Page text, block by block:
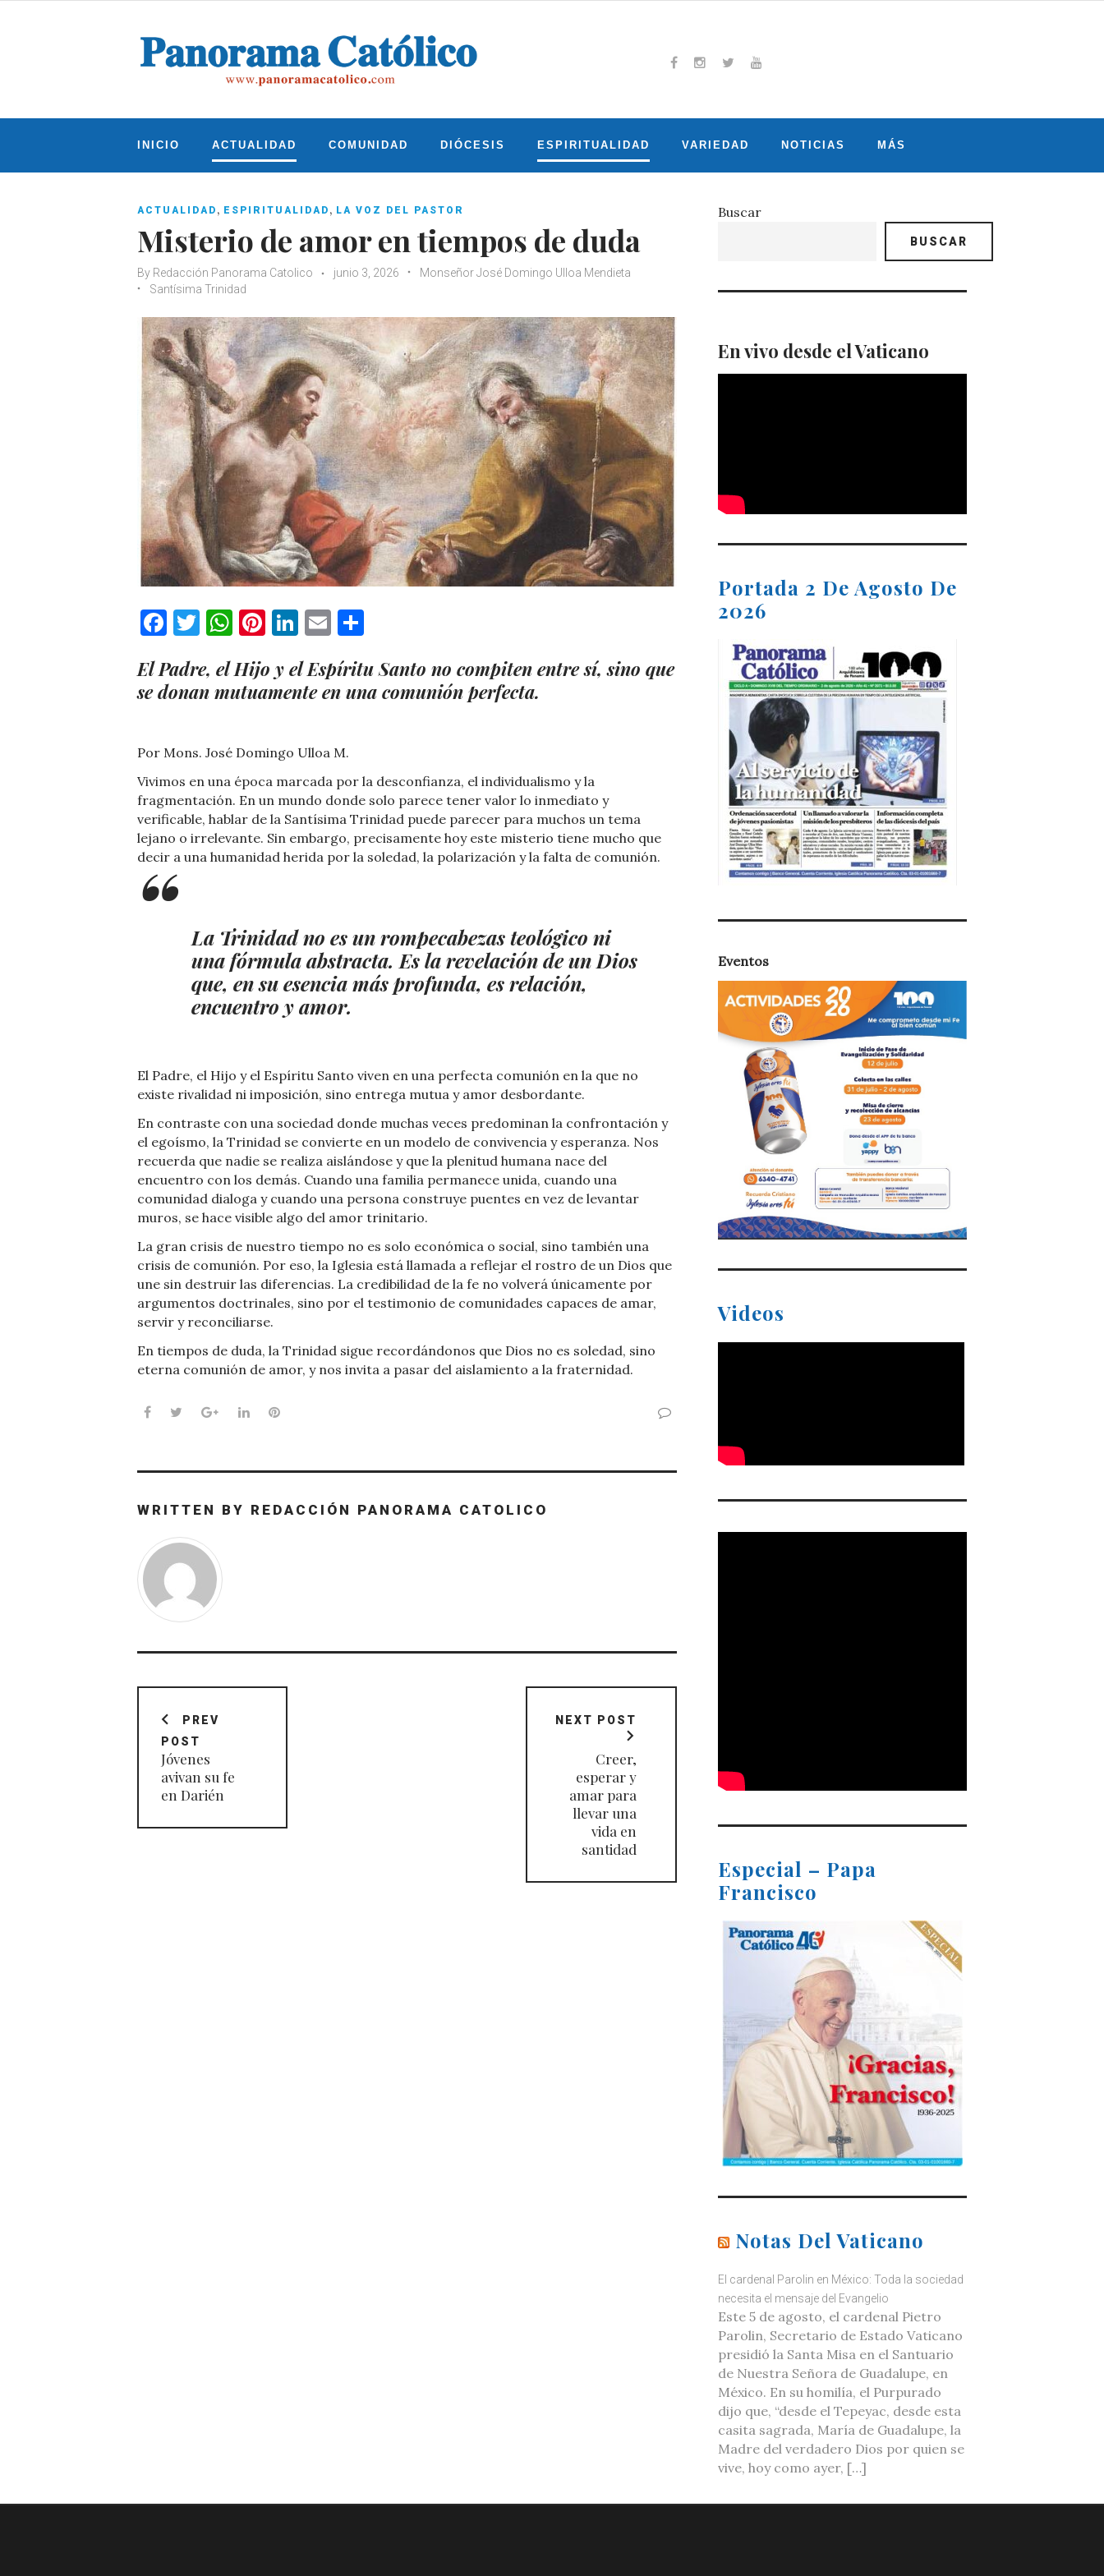
INICIO ACTUALIDAD COMUNIDAD DIÓCESIS ESPIRITUALIDAD VARIEDAD NOTICIAS MÁS
ACTUALIDAD , ESPIRITUALIDAD , LA VOZ DEL PASTOR
Misterio de amor en tiempos de duda
By Redacción Panorama Catolico junio 3, 2026
Monseñor José Domingo Ulloa Mendieta
Santísima Trinidad
Facebook
Twitter
WhatsApp
Pinterest
LinkedIn
Email
El Padre, el Hijo y el Espíritu Santo no compiten entre sí, sino que
se donan mutuamente en una comunión perfecta.
Por Mons. José Domingo Ulloa M.
Vivimos en una época marcada por la desconfianza, el individualismo y la
fragmentación. En un mundo donde solo parece tener valor lo inmediato y
verificable, hablar de la Santísima Trinidad puede parecer para muchos un tema
lejano o irrelevante. Sin embargo, precisamente hoy este misterio tiene mucho que
decir a una humanidad herida por la soledad, la polarización y la falta de comunión.
La Trinidad no es un rompecabezas teológico ni
una fórmula abstracta. Es la revelación de un Dios
que, en su esencia más profunda, es relación,
encuentro y amor.
El Padre, el Hijo y el Espíritu Santo viven en una perfecta comunión en la que no
existe rivalidad ni imposición, sino entrega mutua y amor desbordante.
En contraste con una sociedad donde muchas veces predominan la confrontación y
el egoísmo, la Trinidad se convierte en un modelo de convivencia y esperanza. Nos
recuerda que nadie se realiza aislándose y que la plenitud humana nace del
encuentro con los demás. Cuando una familia permanece unida, cuando una
comunidad dialoga y cuando una persona construye puentes en vez de levantar
muros, se hace visible algo del amor trinitario.
La gran crisis de nuestro tiempo no es solo económica o social, sino también una
crisis de comunión. Por eso, la Iglesia está llamada a reflejar el rostro de un Dios que
une sin destruir las diferencias. La credibilidad de la fe no volverá únicamente por
argumentos doctrinales, sino por el testimonio de comunidades capaces de amar,
servir y reconciliarse.
En tiempos de duda, la Trinidad sigue recordándonos que Dios no es soledad, sino
eterna comunión de amor, y nos invita a pasar del aislamiento a la fraternidad.
Facebook
TwitterGoogle+LinkedInPinterest
WRITTEN BY REDACCIÓN PANORAMA CATOLICO
de
entradas
PREV
POST
Jóvenes
avivan su fe
en Darién
NEXT POST
Creer,
esperar y
amar para
llevar una
vida en
santidad
Buscar
BUSCAR
En vivo desde el Vaticano
Portada 2 De Agosto De
2026
Eventos
Videos
Especial – Papa
Francisco
Notas Del Vaticano
El cardenal Parolin en México: Toda la sociedad
necesita el mensaje del Evangelio
Este 5 de agosto, el cardenal Pietro
Parolin, Secretario de Estado Vaticano
presidió la Santa Misa en el Santuario
de Nuestra Señora de Guadalupe, en
México. En su homilía, el Purpurado
dijo que, “desde el Tepeyac, desde esta
casita sagrada, María de Guadalupe, la
Madre del verdadero Dios por quien se
vive, hoy como ayer, […]